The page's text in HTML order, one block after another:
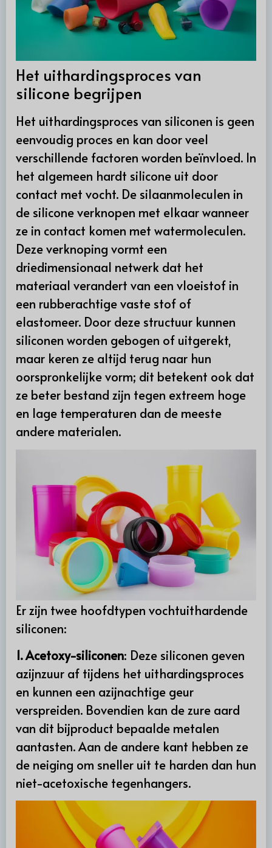
Het uithardingsproces van
silicone begrijpen
Het uithardingsproces van siliconen is geen
eenvoudig proces en kan door veel
verschillende factoren worden beïnvloed. In
het algemeen hardt silicone uit door
contact met vocht. De silaanmoleculen in
de silicone verknopen met elkaar wanneer
ze in contact komen met watermoleculen.
Deze verknoping vormt een
driedimensionaal netwerk dat het
materiaal verandert van een vloeistof in
een rubberachtige vaste stof of
elastomeer. Door deze structuur kunnen
siliconen worden gebogen of uitgerekt,
maar keren ze altijd terug naar hun
oorspronkelijke vorm; dit betekent ook dat
ze beter bestand zijn tegen extreem hoge
en lage temperaturen dan de meeste
andere materialen.
Er zijn twee hoofdtypen vochtuithardende
siliconen:
1. Acetoxy-siliconen: Deze siliconen geven
azijnzuur af tijdens het uithardingsproces
en kunnen een azijnachtige geur
verspreiden. Bovendien kan de zure aard
van dit bijproduct bepaalde metalen
aantasten. Aan de andere kant hebben ze
de neiging om sneller uit te harden dan hun
niet-acetoxische tegenhangers.